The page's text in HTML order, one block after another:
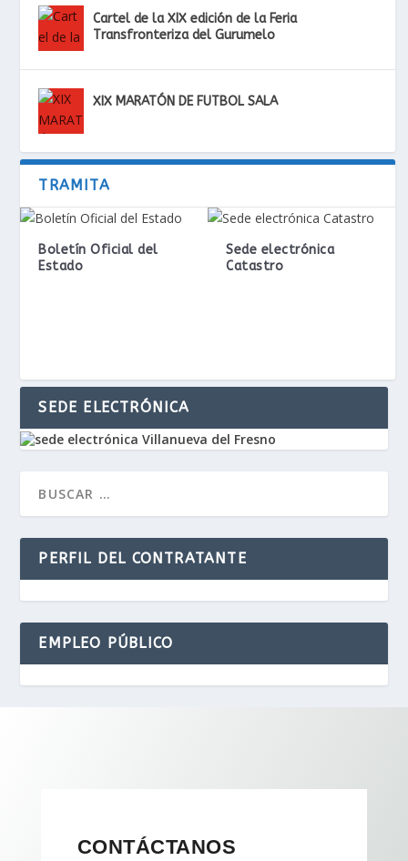
Cartel de la XIX edición de la Feria
Transfronteriza del Gurumelo
XIX MARATÓN DE FUTBOL SALA
TRAMITA
Boletín Oficial del
Estado
Sede electrónica
Catastro
SEDE ELECTRÓNICA
PERFIL DEL CONTRATANTE
EMPLEO PÚBLICO
CONTÁCTANOS